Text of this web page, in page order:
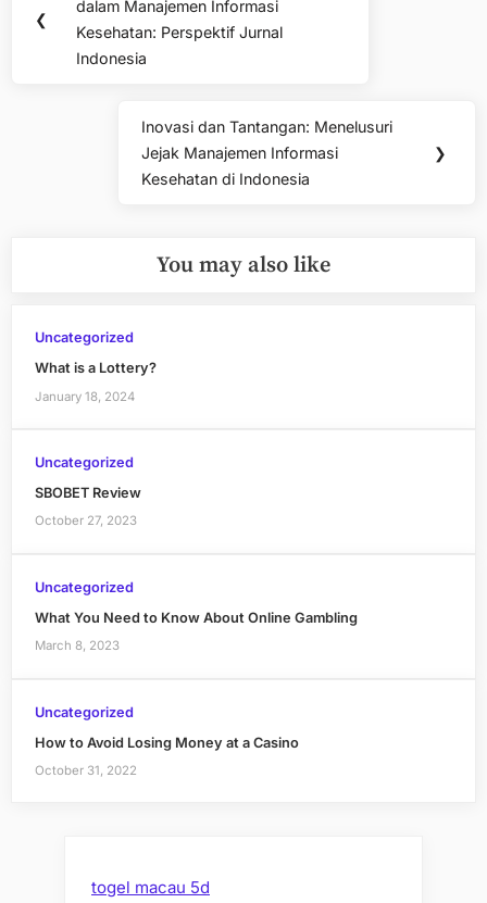
navigation
❮
Post:
dalam Manajemen Informasi
Kesehatan: Perspektif Jurnal
Indonesia
Next
Post:
Inovasi dan Tantangan: Menelusuri
Jejak Manajemen Informasi
Kesehatan di Indonesia
❯
You may also like
Uncategorized
What is a Lottery?
January 18, 2024
Uncategorized
SBOBET Review
October 27, 2023
Uncategorized
What You Need to Know About Online Gambling
March 8, 2023
Uncategorized
How to Avoid Losing Money at a Casino
October 31, 2022
togel macau 5d